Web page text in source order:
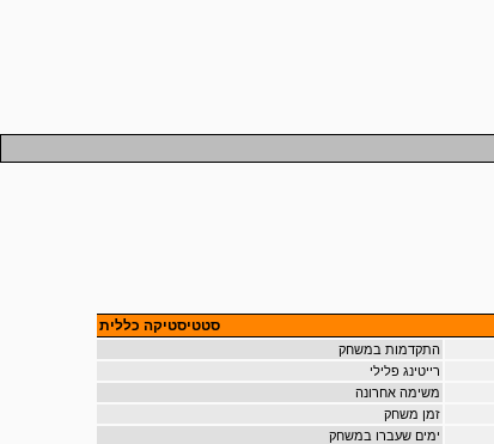
סטטיסטיקה כללית
התקדמות במשחק
רייטינג פלילי
משימה אחרונה
זמן משחק
ימים שעברו במשחק